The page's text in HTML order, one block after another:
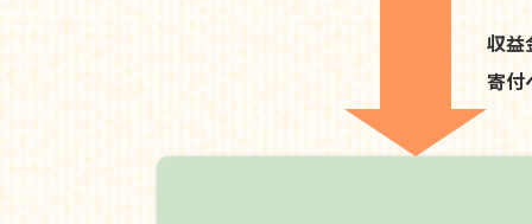
収益
寄付